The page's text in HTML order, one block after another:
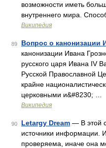
возможности иметь
внутреннего мира.
Википедия
89 Вопрос о канонизации
канонизации Ивана
русского царя Ивана IV
Русской Православной
крайне
церковными и&#8230; …
Википедия
90 Letargy Dream — В этой
источники информации.
проверяема, иначе она